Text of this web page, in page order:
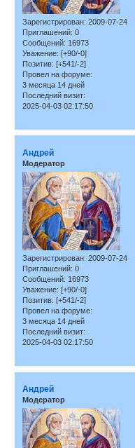
Зарегистрирован: 2009-07-24
Приглашений: 0
Сообщений: 16973
Уважение: [+90/-0]
Позитив: [+541/-2]
Провел на форуме:
3 месяца 14 дней
Последний визит:
2025-04-03 02:17:50
Андрей
Модератор
Зарегистрирован: 2009-07-24
Приглашений: 0
Сообщений: 16973
Уважение: [+90/-0]
Позитив: [+541/-2]
Провел на форуме:
3 месяца 14 дней
Последний визит:
2025-04-03 02:17:50
Андрей
Модератор